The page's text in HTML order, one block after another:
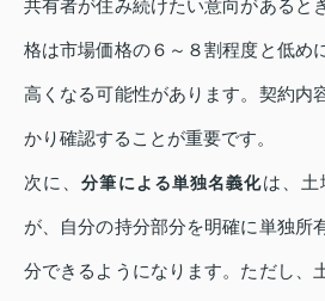
共有者が住み続けたい意向があると
格は市場価格の６～８割程度と低め
高くなる可能性があります。契約内
かり確認することが重要です。
次に、分筆による単独名義化は、
が、自分の持分部分を明確に単独所
分できるようになります。ただし、